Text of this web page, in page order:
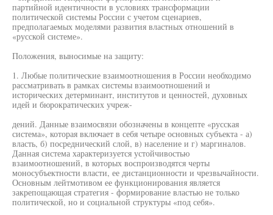
партийной идентичности в условиях трансформации
политической системы России с учетом сценариев,
предполагаемых моделями развития властных отношений в
«русской системе».
Положения, выносимые на защиту:
1. Любые политические взаимоотношения в России необходимо
рассматривать в рамках системы взаимоотношений и
исторических детерминант, институтов и ценностей, духовных
идей и бюрократических учреж-
дений. Данные взаимосвязи обозначены в концепте «русская
система», которая включает в себя четыре основных субъекта - а)
власть, б) посреднический слой, в) население и г) маргиналов.
Данная система характеризуется устойчивостью
взаимоотношений, в которых воспроизводятся черты
моносубъектности власти, ее дистанционности и чрезвычайности.
Основным лейтмотивом ее функционирования является
закрепощающая стратегия - формирование властью не только
политической, но и социальной структуры «под себя».